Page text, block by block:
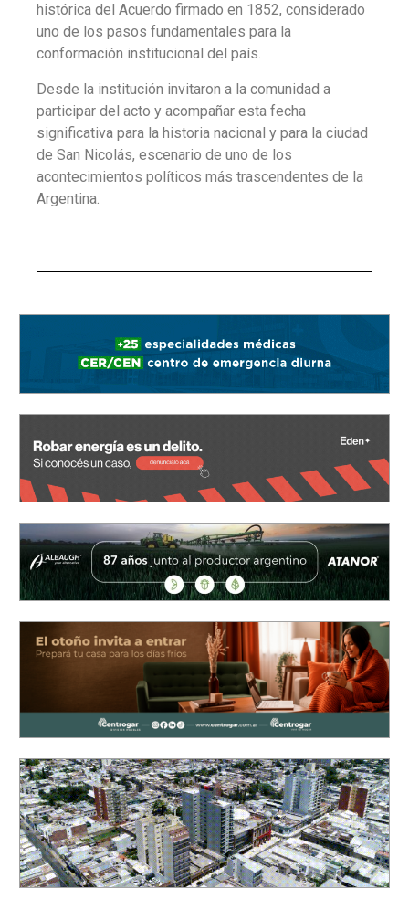
histórica del Acuerdo firmado en 1852, considerado
uno de los pasos fundamentales para la
conformación institucional del país.
Desde la institución invitaron a la comunidad a
participar del acto y acompañar esta fecha
significativa para la historia nacional y para la ciudad
de San Nicolás, escenario de uno de los
acontecimientos políticos más trascendentes de la
Argentina.